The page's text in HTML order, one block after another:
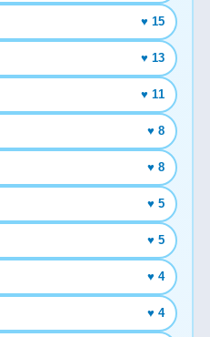
♥ 15
♥ 13
♥ 11
♥ 8
♥ 8
♥ 5
♥ 5
♥ 4
♥ 4